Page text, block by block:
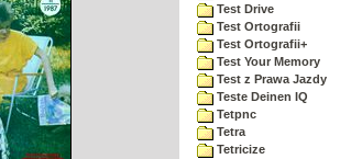
Test Drive
Test Ortografii
Test Ortografii+
Test Your Memory
Test z Prawa Jazdy
Teste Deinen IQ
Tetpnc
Tetra
Tetricize